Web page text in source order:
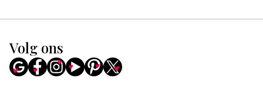
Volg ons